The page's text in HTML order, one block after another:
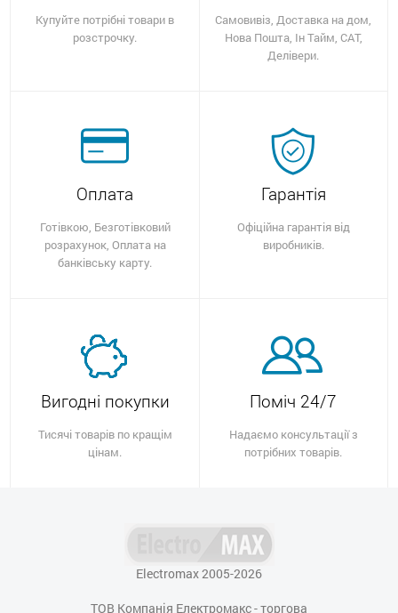
Купуйте потрібні товари в
розстрочку.
Самовивіз, Доставка на дом,
Нова Пошта, Ін Тайм, САТ,
Делівери.
Оплата
Готівкою, Безготівковий
розрахунок, Оплата на
банківську карту.
Гарантія
Офіційна гарантія від
виробників.
Вигодні покупки
Тисячі товарів по кращім
цінам.
Поміч 24/7
Надаємо консультації з
потрібних товарів.
Electromax 2005-2026
ТОВ Компанія Електромакс - торгова